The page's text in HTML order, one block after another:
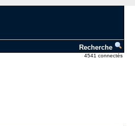
Recherche
4541 connectés